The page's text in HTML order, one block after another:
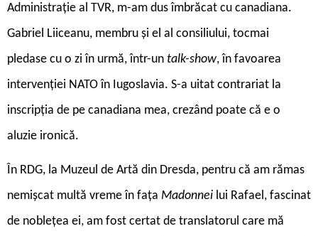
Administrație al TVR, m-am dus îmbrăcat cu canadiana.
Gabriel Liiceanu, membru și el al consiliului, tocmai
pledase cu o zi în urmă, într-un talk-show, în favoarea
intervenției NATO în Iugoslavia. S-a uitat contrariat la
inscripția de pe canadiana mea, crezând poate că e o
aluzie ironică.
În RDG, la Muzeul de Artă din Dresda, pentru că am rămas
nemișcat multă vreme în fața Madonnei lui Rafael, fascinat
de noblețea ei, am fost certat de translatorul care mă